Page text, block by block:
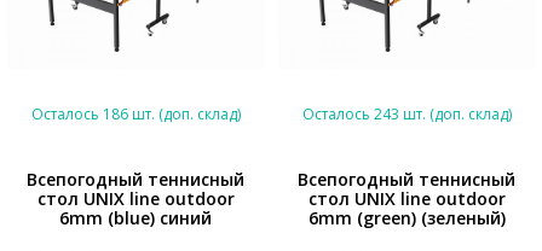
*}
Осталось 186 шт. (доп. склад)
Всепогодный теннисный
стол UNIX line outdoor
6mm (blue) синий
*}
Осталось 243 шт. (доп. склад)
Всепогодный теннисный
стол UNIX line outdoor
6mm (green) (зеленый)